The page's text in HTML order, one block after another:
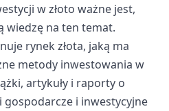
w złoto ważne jest,
wiedzę na ten temat.
rynek złota, jaką ma
metody inwestowania w
artykuły i raporty o
gospodarcze i inwestycyjne